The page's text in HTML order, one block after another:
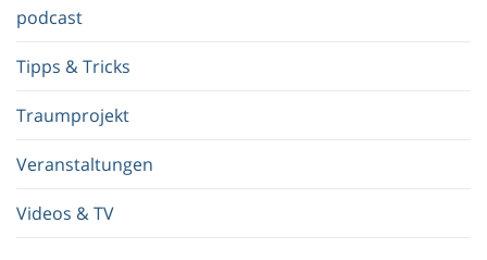
.podcast
Tipps & Tricks
Traumprojekt
Veranstaltungen
Videos & TV